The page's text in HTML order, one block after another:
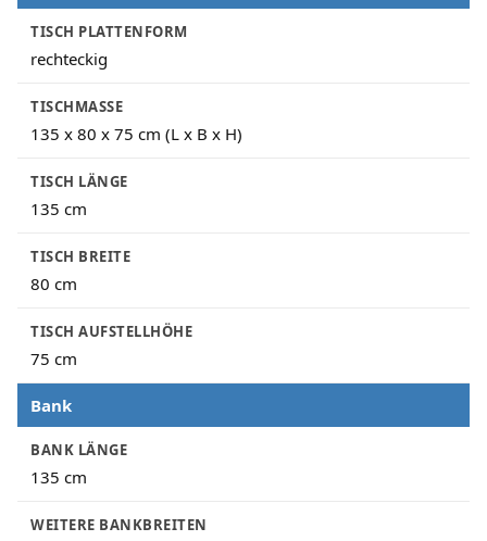
TISCH PLATTENFORM
rechteckig
TISCHMASSE
135 x 80 x 75 cm (L x B x H)
TISCH LÄNGE
135 cm
TISCH BREITE
80 cm
TISCH AUFSTELLHÖHE
75 cm
Bank
BANK LÄNGE
135 cm
WEITERE BANKBREITEN